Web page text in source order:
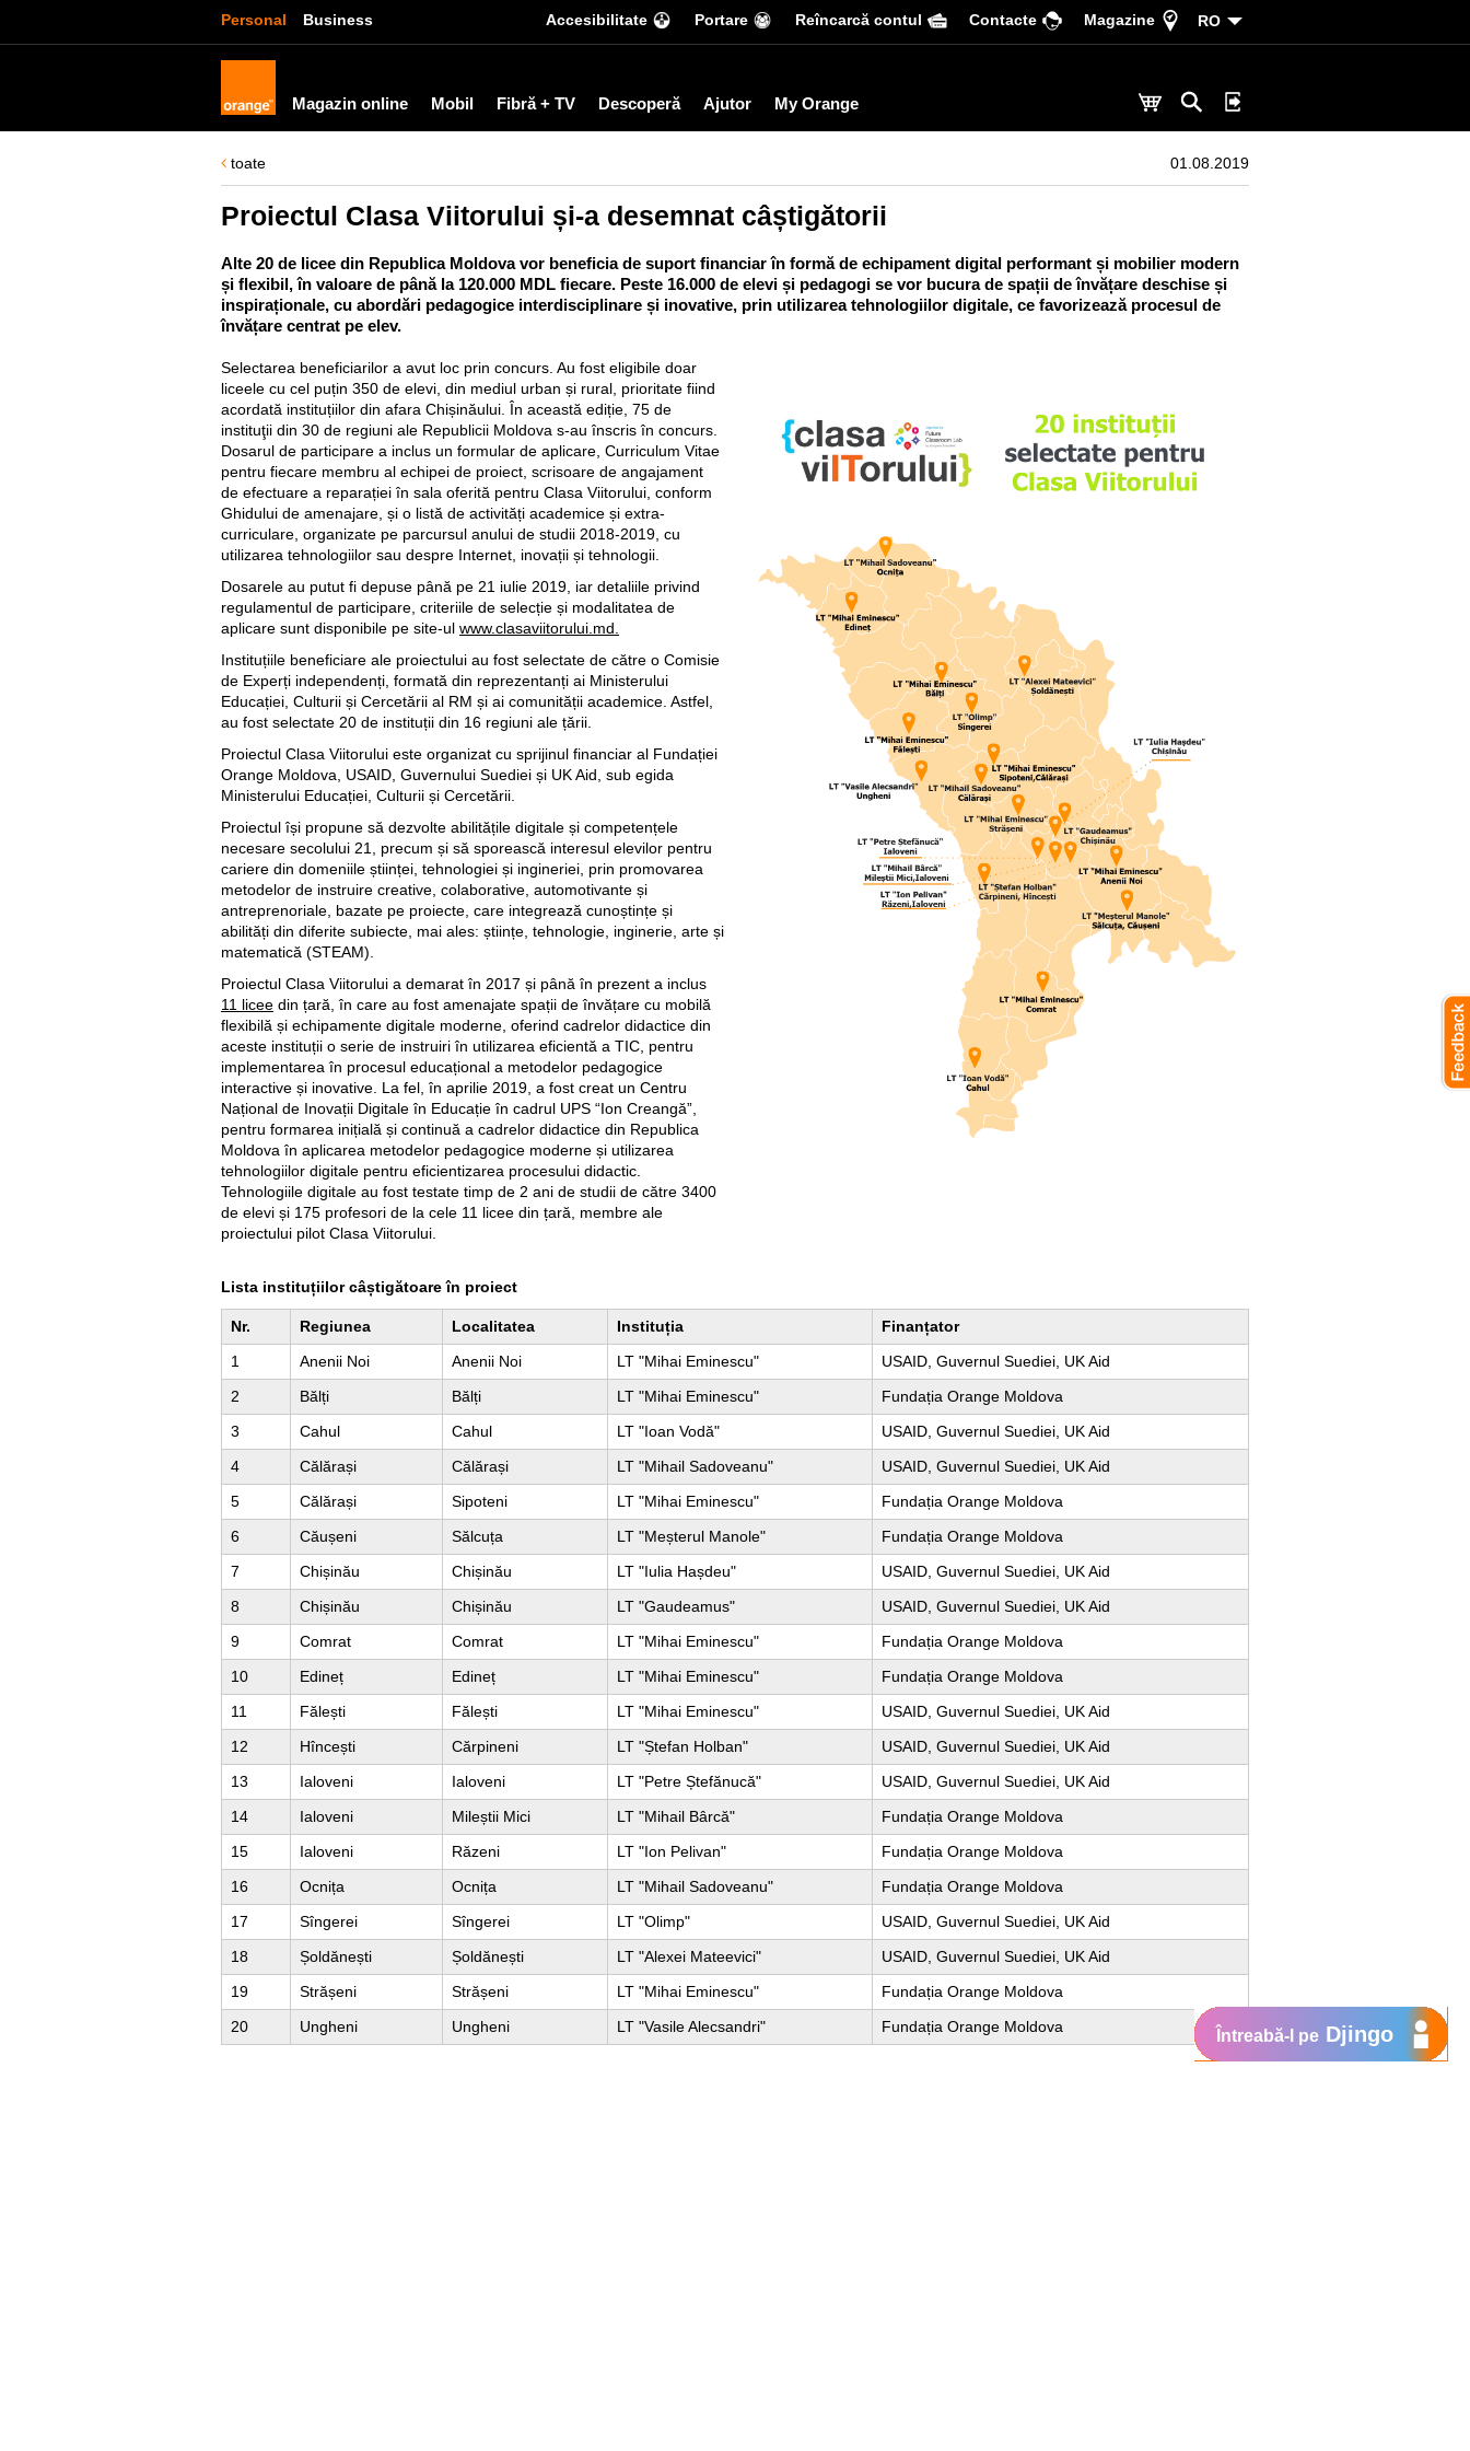
Personal Business Accesibilitate Portare Reîncarcă contul Сontacte Magazine RO
Magazin online Mobil Fibră + TV Descoperă Ajutor My Orange
toate 01.08.2019
Proiectul Clasa Viitorului și-a desemnat câștigătorii
Alte 20 de licee din Republica Moldova vor beneficia de suport financiar în formă de echipament digital performant și mobilier modern
și flexibil, în valoare de până la 120.000 MDL fiecare. Peste 16.000 de elevi și pedagogi se vor bucura de spații de învățare deschise și
inspiraționale, cu abordări pedagogice interdisciplinare și inovative, prin utilizarea tehnologiilor digitale, ce favorizează procesul de
învățare centrat pe elev.
Selectarea beneficiarilor a avut loc prin concurs. Au fost eligibile doar
liceele cu cel puțin 350 de elevi, din mediul urban și rural, prioritate fiind
acordată instituțiilor din afara Chișinăului. În această ediție, 75 de
instituţii din 30 de regiuni ale Republicii Moldova s-au înscris în concurs.
Dosarul de participare a inclus un formular de aplicare, Curriculum Vitae
pentru fiecare membru al echipei de proiect, scrisoare de angajament
de efectuare a reparației în sala oferită pentru Clasa Viitorului, conform
Ghidului de amenajare, și o listă de activități academice și extra-
curriculare, organizate pe parcursul anului de studii 2018-2019, cu
utilizarea tehnologiilor sau despre Internet, inovații și tehnologii.
Dosarele au putut fi depuse până pe 21 iulie 2019, iar detaliile privind
regulamentul de participare, criteriile de selecție și modalitatea de
aplicare sunt disponibile pe site-ul www.clasaviitorului.md.
Instituțiile beneficiare ale proiectului au fost selectate de către o Comisie
de Experți independenți, formată din reprezentanți ai Ministerului
Educației, Culturii și Cercetării al RM și ai comunității academice. Astfel,
au fost selectate 20 de instituții din 16 regiuni ale țării.
Proiectul Clasa Viitorului este organizat cu sprijinul financiar al Fundației
Orange Moldova, USAID, Guvernului Suediei și UK Aid, sub egida
Ministerului Educației, Culturii și Cercetării.
Proiectul își propune să dezvolte abilitățile digitale și competențele
necesare secolului 21, precum și să sporească interesul elevilor pentru
cariere din domeniile științei, tehnologiei și ingineriei, prin promovarea
metodelor de instruire creative, colaborative, automotivante și
antreprenoriale, bazate pe proiecte, care integrează cunoștințe și
abilități din diferite subiecte, mai ales: științe, tehnologie, inginerie, arte și
matematică (STEAM).
Proiectul Clasa Viitorului a demarat în 2017 și până în prezent a inclus
11 licee din țară, în care au fost amenajate spații de învățare cu mobilă
flexibilă și echipamente digitale moderne, oferind cadrelor didactice din
aceste instituții o serie de instruiri în utilizarea eficientă a TIC, pentru
implementarea în procesul educațional a metodelor pedagogice
interactive și inovative. La fel, în aprilie 2019, a fost creat un Centru
Național de Inovații Digitale în Educație în cadrul UPS “Ion Creangă”,
pentru formarea inițială și continuă a cadrelor didactice din Republica
Moldova în aplicarea metodelor pedagogice moderne și utilizarea
tehnologiilor digitale pentru eficientizarea procesului didactic.
Tehnologiile digitale au fost testate timp de 2 ani de studii de către 3400
de elevi și 175 profesori de la cele 11 licee din țară, membre ale
proiectului pilot Clasa Viitorului.
Lista instituțiilor câștigătoare în proiect
Nr. Regiunea Localitatea Instituția
Finanțator
1
Anenii Noi Anenii Noi LT "Mihai Eminescu"
USAID, Guvernul Suediei, UK Aid
2
Bălți Bălți LT "Mihai Eminescu"
Fundația Orange Moldova
3
Cahul Cahul LT "Ioan Vodă"
USAID, Guvernul Suediei, UK Aid
4
Călărași Călărași LT "Mihail Sadoveanu"
USAID, Guvernul Suediei, UK Aid
5
Călărași Sipoteni LT "Mihai Eminescu"
Fundația Orange Moldova
6
Căușeni Sălcuța LT "Meșterul Manole"
Fundația Orange Moldova
7
Chișinău Chișinău LT "Iulia Hașdeu"
USAID, Guvernul Suediei, UK Aid
8
Chișinău Chișinău LT "Gaudeamus"
USAID, Guvernul Suediei, UK Aid
9
Comrat Comrat LT "Mihai Eminescu"
Fundația Orange Moldova
10
Edineț Edineț LT "Mihai Eminescu"
Fundația Orange Moldova
11
Fălești Fălești LT "Mihai Eminescu"
USAID, Guvernul Suediei, UK Aid
12
Hîncești Cărpineni LT "Ștefan Holban"
USAID, Guvernul Suediei, UK Aid
13
Ialoveni Ialoveni LT "Petre Ștefănucă"
USAID, Guvernul Suediei, UK Aid
14
Ialoveni Mileștii Mici LT "Mihail Bârcă"
Fundația Orange Moldova
15
Ialoveni Răzeni LT "Ion Pelivan"
Fundația Orange Moldova
16
Ocnița Ocnița LT "Mihail Sadoveanu"
Fundația Orange Moldova
17
Sîngerei Sîngerei LT "Olimp"
USAID, Guvernul Suediei, UK Aid
18
Șoldănești Șoldănești LT "Alexei Mateevici"
USAID, Guvernul Suediei, UK Aid
19
Strășeni Strășeni LT "Mihai Eminescu"
Fundația Orange Moldova
20
Ungheni Ungheni LT "Vasile Alecsandri" Fundația Orange Moldova Întreabă-l pe Djingo